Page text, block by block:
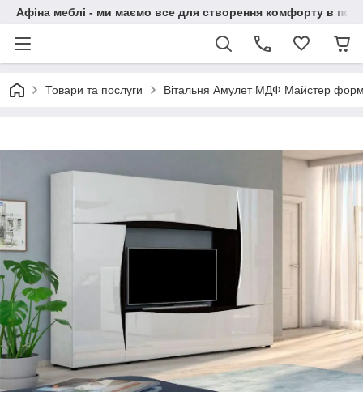
Афіна меблі - ми маємо все для створення комфорту в
Товари та послуги Вітальня Амулет МДФ Майстер